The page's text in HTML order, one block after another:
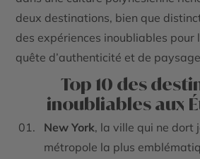
deux destinations, bien que
des expériences inoubliables pour
quête d’authenticité et de
Top 10 des
inoubliables aux
New York, la ville qui ne dort
métropole la plus